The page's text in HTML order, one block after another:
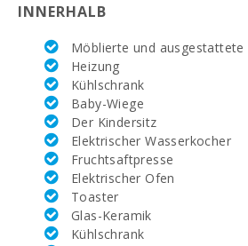
Anzahl der
Schlafzimmer:
Wohnfläche (m2):
Golfplatz La
Reserva Rotana
(km):
Alcanada Golf
(km ):
Vall d´Or Golf
INNERHALB
Möblierte und ausgestattete
Heizung
Kühlschrank
Baby-Wiege
Der Kindersitz
Elektrischer Wasserkocher
Fruchtsaftpresse
Elektrischer Ofen
Toaster
Glas-Keramik
Kühlschrank